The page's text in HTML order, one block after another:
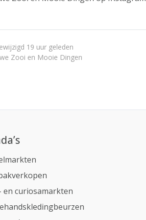
19 uur geleden
Zooi en Mooie Dingen
en curiosamarkten